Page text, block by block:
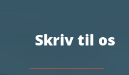
Skriv til os